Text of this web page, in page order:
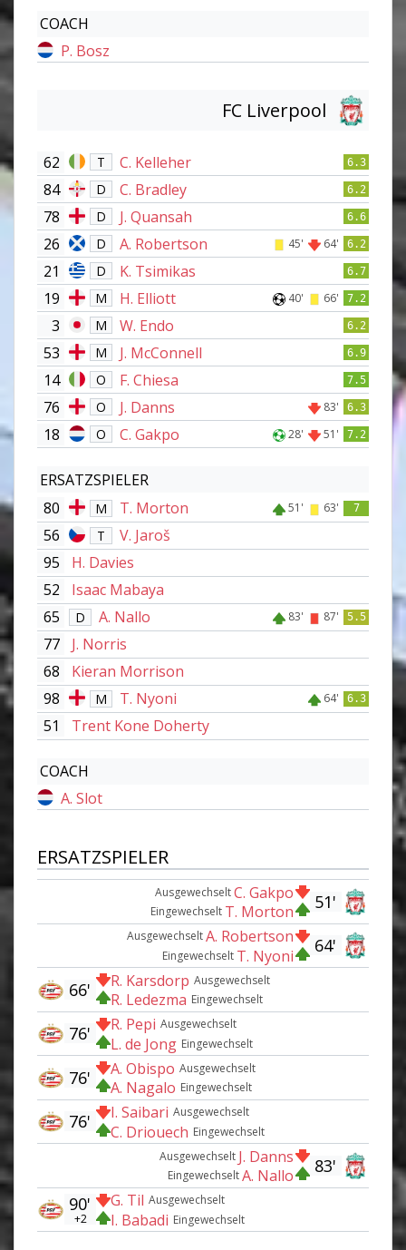
COACH
P. Bosz
FC Liverpool
62 T C. Kelleher 6.3
84 D C. Bradley 6.2
78 D J. Quansah 6.6
26 D A. Robertson 45' 64' 6.2
21 D K. Tsimikas 6.7
19 M H. Elliott 40' 66' 7.2
3 M W. Endo 6.2
53 M J. McConnell 6.9
14 O F. Chiesa 7.5
76 O J. Danns 83' 6.3
18 O C. Gakpo 28' 51' 7.2
ERSATZSPIELER
80
M T. Morton 51' 63' 7
56 T
V. Jaroš
95
H. Davies
52
Isaac Mabaya
65
D A. Nallo 83' 87' 5.5
77
J. Norris
68
Kieran Morrison
98
M T. Nyoni 64' 6.3
51 Trent Kone Doherty
COACH
A. Slot
ERSATZSPIELER
51'
AusgewechseltC. Gakpo
Eingewechselt T. Morton
64'
AusgewechseltA. Robertson
Eingewechselt T. Nyoni
Ausgewechselt
R. Karsdorp
Eingewechselt
R. Ledezma
66'
Ausgewechselt
R. Pepi
Eingewechselt
L. de Jong
76'
Ausgewechselt
A. Obispo
Eingewechselt
A. Nagalo
76'
Ausgewechselt
I. Saibari
Eingewechselt
C. Driouech
76'
83'
Ausgewechselt J. Danns
EingewechseltA. Nallo
Ausgewechselt
G. Til
Eingewechselt
I. Babadi
90'
+2